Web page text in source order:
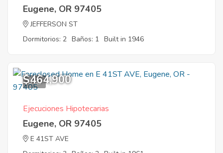
Eugene, OR 97405
JEFFERSON ST
Dormitorios: 2 Baños: 1 Built in 1946
8
$464,900
Ejecuciones Hipotecarias
Eugene, OR 97405
E 41ST AVE